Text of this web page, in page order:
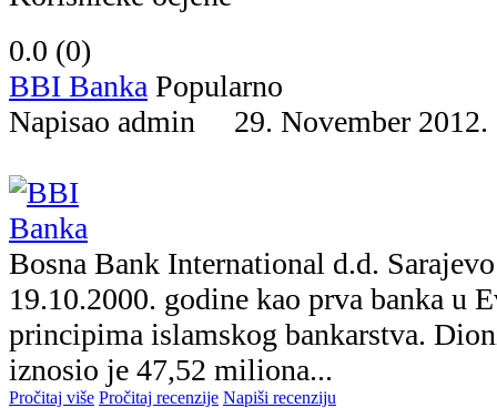
0.0 (0)
BBI Banka Popularno
Napisao admin 29. November
Bosna Bank International d.d.
19.10.2000. godine kao prva banka u
principima islamskog bankarstva.
iznosio je 47,52 miliona...
Pročitaj više Pročitaj recenzije Napiši recenziju